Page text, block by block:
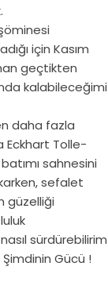
için Kasım
geçtikten
kalabileceğimi
daha fazla
Eckhart Tolle-
sahnesini
sefalet
güzelliği
sürdürebilirim
Gücü !